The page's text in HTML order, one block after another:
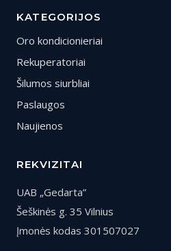
KATEGORIJOS
Oro kondicionieriai
Rekuperatoriai
Šilumos siurbliai
Paslaugos
Naujienos
REKVIZITAI
UAB „Gedarta”
Šeškinės g. 35 Vilnius
Įmonės kodas 301507027